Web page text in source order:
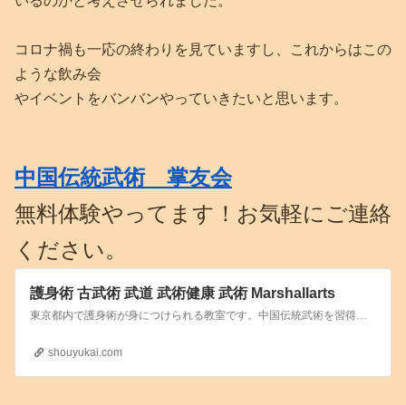
コロナ禍も一応の終わりを見ていますし、これからはこの
ような飲み会
やイベントをバンバンやっていきたいと思います。
中国伝統武術 掌友会
無料体験やってます！お気軽にご連絡
ください。
護身術 古武術 武道 武術健康 武術 Marshallarts
東京都内で護身術が身につけられる教室です。中国伝統武術を習得しませんか？護身術 東京都 北区 太極拳、戴氏心意拳、馬貴派八卦掌などの中国武術、古武術、武術教室なら【中国伝統武術 掌友会】中国武術を通して健康な肉体と常に気沈丹田の精神力を養います。
shouyukai.com